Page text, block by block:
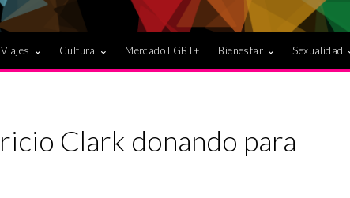
Viajes Cultura Mercado LGBT+ Bienestar Sexualidad
Clark donando para